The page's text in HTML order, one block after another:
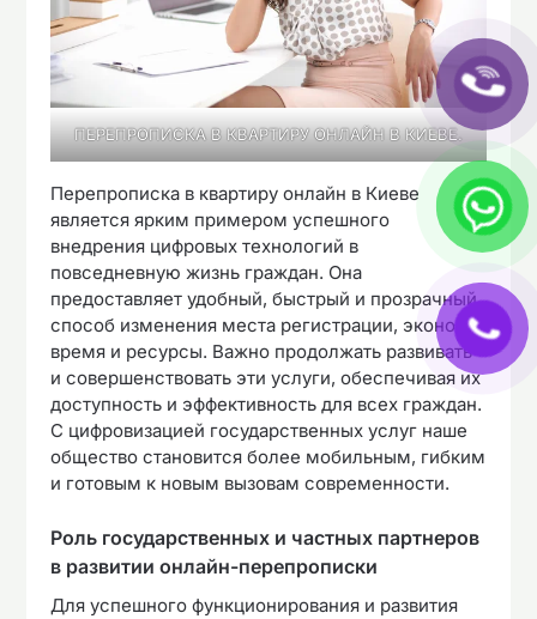
ПЕРЕПРОПИСКА В КВАРТИРУ ОНЛАЙН В КИЕВЕ.
Перепрописка в квартиру онлайн в Киеве
является ярким примером успешного
внедрения цифровых технологий в
повседневную жизнь граждан. Она
предоставляет удобный, быстрый и прозрачный
способ изменения места регистрации, экономя
время и ресурсы. Важно продолжать развивать
и совершенствовать эти услуги, обеспечивая их
доступность и эффективность для всех граждан.
С цифровизацией государственных услуг наше
общество становится более мобильным, гибким
и готовым к новым вызовам современности.
Роль государственных и частных партнеров
в развитии онлайн-перепрописки
Для успешного функционирования и развития